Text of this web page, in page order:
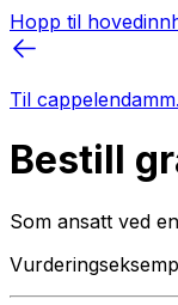
Hopp til
Til
Bestill
Som ansatt ved